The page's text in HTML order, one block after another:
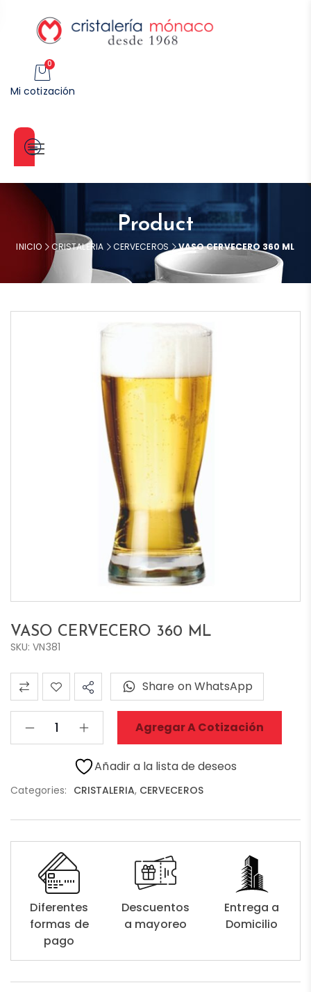
0
Mi cotización
Categorías
Product
INICIO CRISTALERIA CERVECEROS VASO CERVECERO 360 ML
VASO CERVECERO 360 ML
SKU: VN381
Agregar A Cotización
Share on WhatsApp
Añadir a la lista de deseos
Categories: CRISTALERIA, CERVECEROS
Diferentes
formas de
pago
Descuentos
a mayoreo
Entrega a
Domicilio